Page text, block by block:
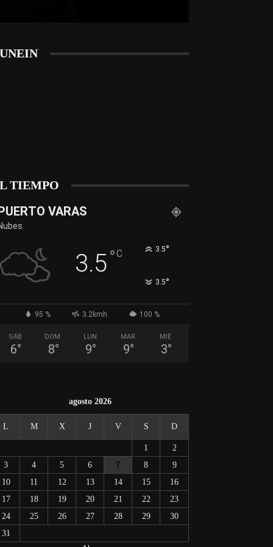
TIEMPO
PUERTO VARAS
3.5°C 3.5°
3.5°
95 % 3.2kmh 100 %
SÁB
6°
DOM
8°
LUN
9°
MAR
9°
MIÉ
3°
agosto 2026
L M X J V S D
1
2
3
4 5 6 7 8
9
10
11 12 13 14 15
16
17
18 19 20 21 22
23
24
25 26 27 28 29
30
31